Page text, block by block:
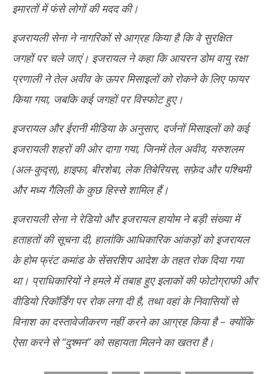
इमारतों में फंसे लोगों की मदद की।
इजरायली सेना ने नागरिकों से आग्रह किया है कि वे सुरक्षित
जगहों पर चले जाएं। इजरायल ने कहा कि आयरन डोम वायु रक्षा
प्रणाली ने तेल अवीव के ऊपर मिसाइलों को रोकने के लिए फायर
किया गया, जबकि कई जगहों पर विस्फोट हुए।
इजरायल और ईरानी मीडिया के अनुसार, दर्जनों मिसाइलों को कई
इजरायली शहरों की ओर दागा गया, जिनमें तेल अवीव, यरुशलम
(अल-कुद्स), हाइफा, बीरशेबा, लेक तिबेरियस, सफ़ेद और पश्चिमी
और मध्य गैलिली के कुछ हिस्से शामिल हैं।
इजरायली सेना ने रेडियो और इजरायल हायोम ने बड़ी संख्या में
हताहतों की सूचना दी, हालांकि आधिकारिक आंकड़ों को इजरायल
के होम फ्रंट कमांड के सेंसरशिप आदेश के तहत रोक दिया गया
था। प्राधिकारियों ने हमले में तबाह हुए इलाकों की फोटोग्राफी और
वीडियो रिकॉर्डिंग पर रोक लगा दी है, तथा वहां के निवासियों से
विनाश का दस्तावेजीकरण नहीं करने का आग्रह किया है – क्योंकि
ऐसा करने से “दुश्मन” को सहायता मिलने का खतरा है।